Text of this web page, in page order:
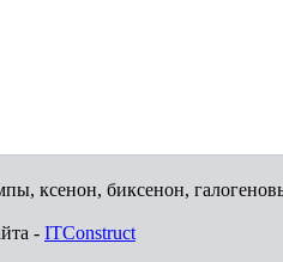
ксенон, биксенон,
- ITConstruct